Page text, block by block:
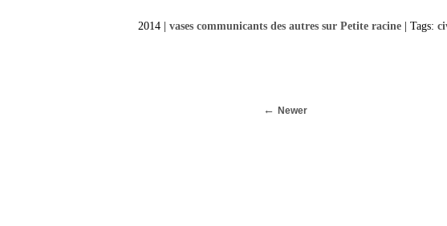
2014 | vases communicants des autres sur Petite racine | Tags:
Newer